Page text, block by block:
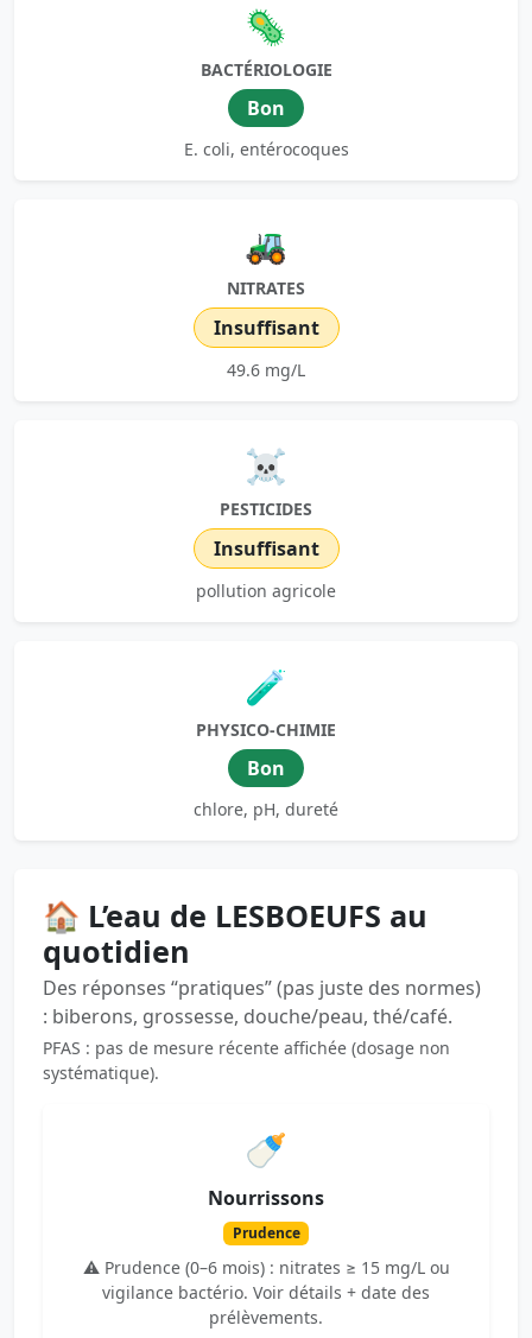
🦠
BACTÉRIOLOGIE
Bon
E. coli, entérocoques
🚜
NITRATES
Insuffisant
49.6 mg/L
☠️
PESTICIDES
Insuffisant
pollution agricole
🧪
PHYSICO-CHIMIE
Bon
chlore, pH, dureté
🏠 L’eau de LESBOEUFS au
quotidien
Des réponses “pratiques” (pas juste des normes)
: biberons, grossesse, douche/peau, thé/café.
PFAS : pas de mesure récente affichée (dosage non
systématique).
🍼
Nourrissons
Prudence
⚠️ Prudence (0–6 mois) : nitrates ≥ 15 mg/L ou
vigilance bactério. Voir détails + date des
prélèvements.